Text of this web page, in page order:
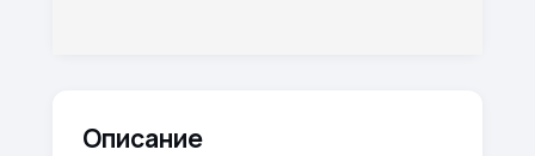
Описание